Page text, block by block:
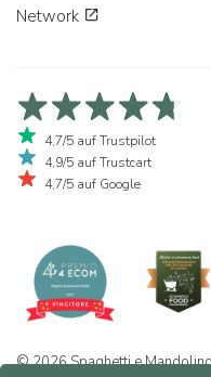
Network
4,7/5 auf Trustpilot
4,9/5 auf Trustcart
4,7/5 auf Google
© 2026 Spaghetti e